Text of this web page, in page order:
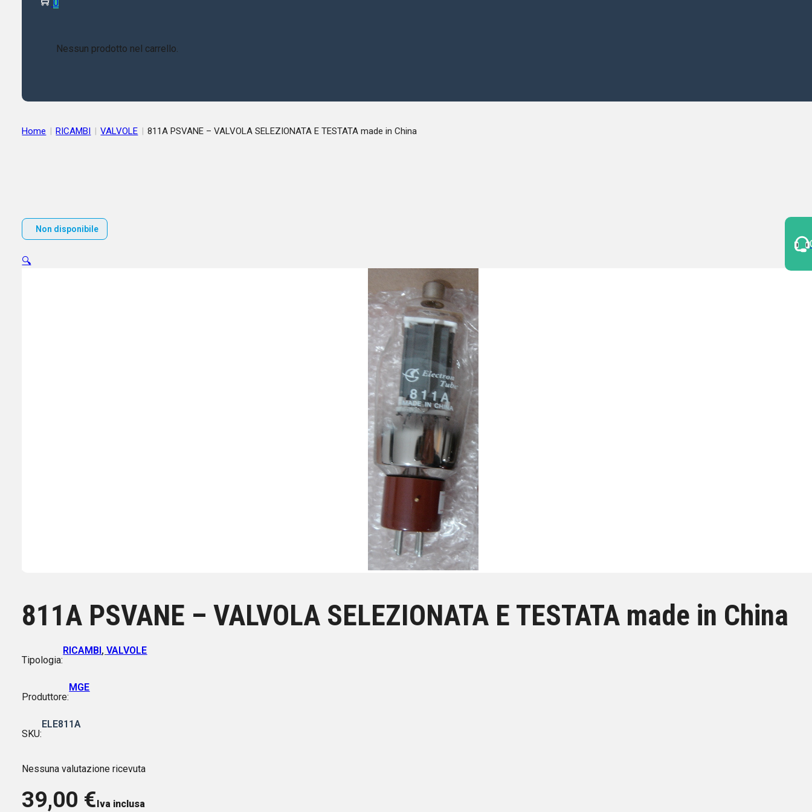
0
Nessun prodotto nel carrello.
Home | RICAMBI | VALVOLE | 811A PSVANE – VALVOLA SELEZIONATA E TESTATA made in China
Non disponibile
🔍
811A PSVANE – VALVOLA SELEZIONATA E TESTATA made in China
Tipologia:
RICAMBI,VALVOLE
Produttore:
MGE
SKU:
ELE811A
Nessuna valutazione ricevuta
39,00 €Iva inclusa